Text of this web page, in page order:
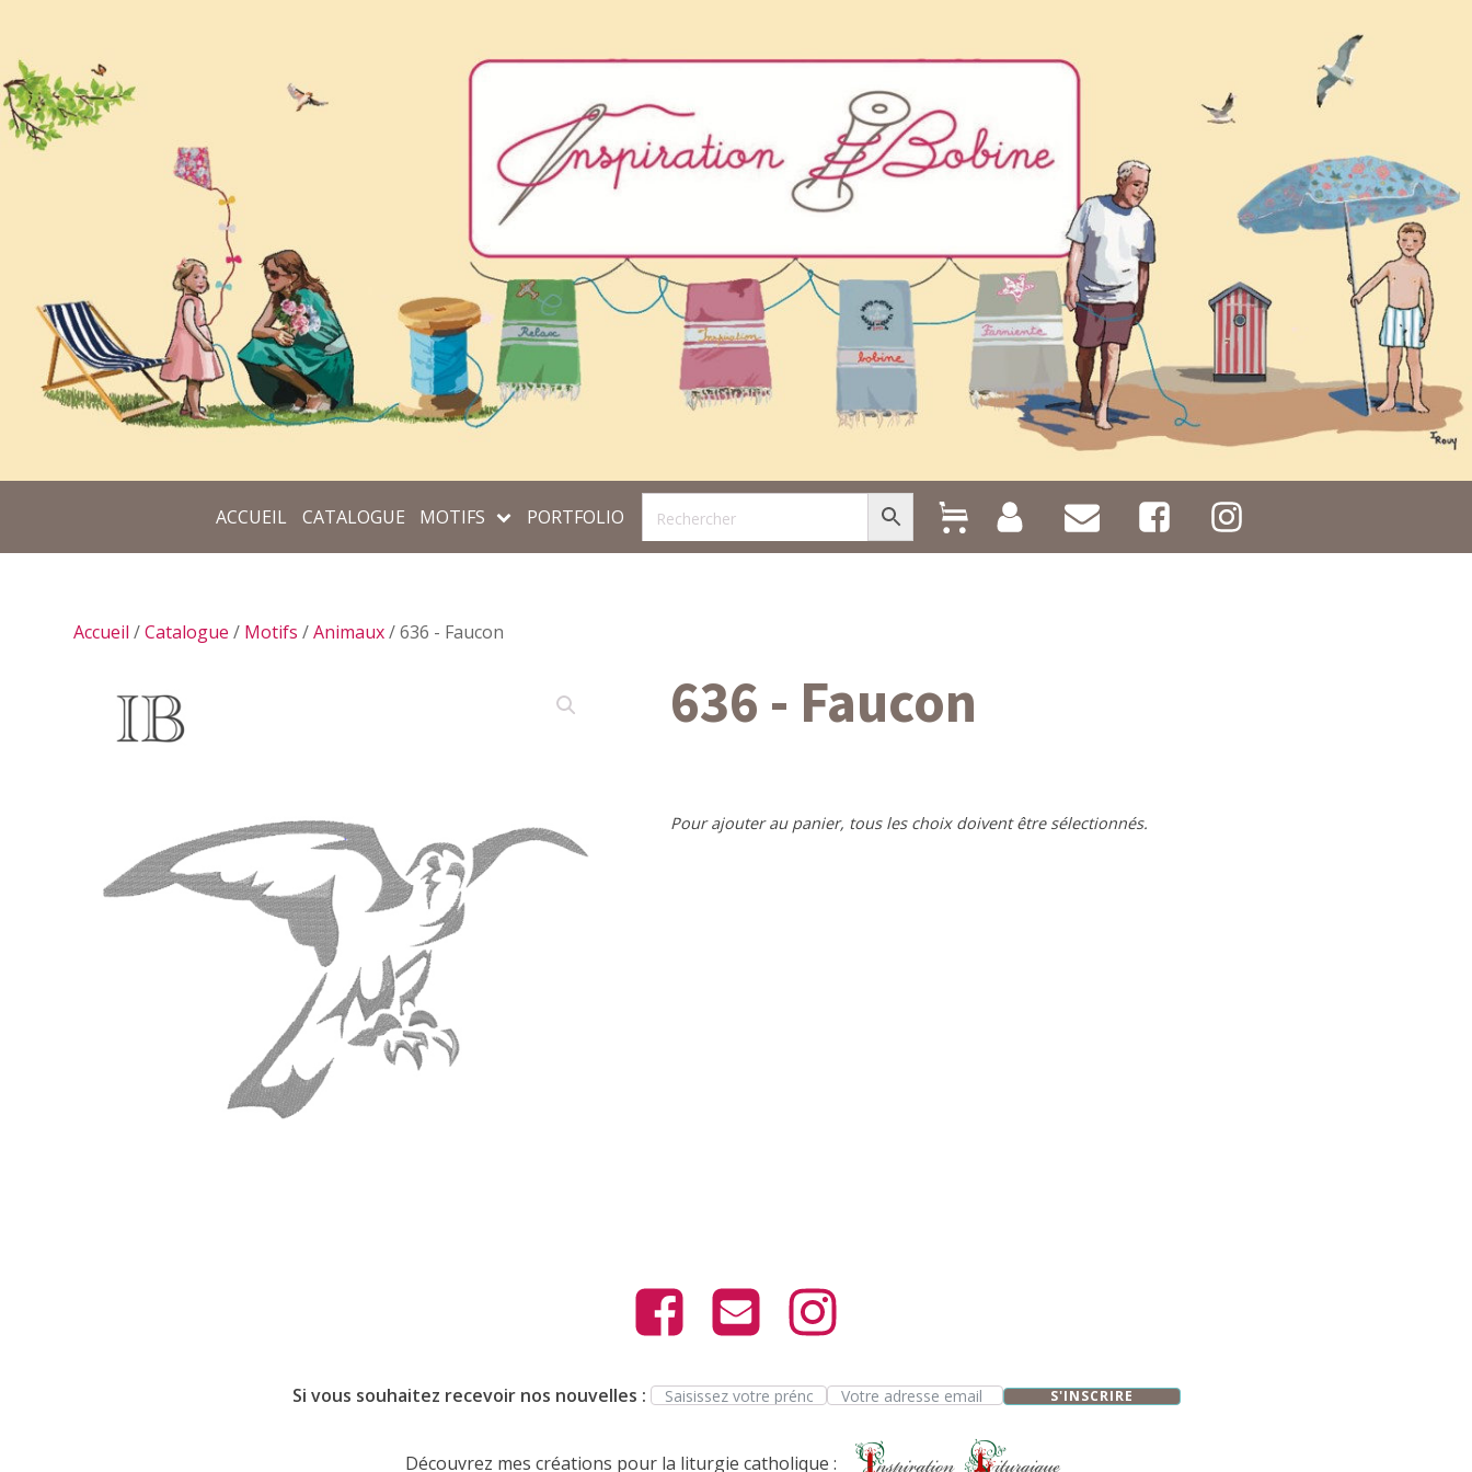
ACCUEIL CATALOGUE MOTIFS PORTFOLIO
Accueil /Catalogue / Motifs /Animaux/ 636 - Faucon
636 - Faucon
Pour ajouter au panier, tous les choix doivent être sélectionnés.
Si vous souhaitez recevoir nos nouvelles : S'INSCRIRE
Découvrez mes créations pour la liturgie catholique :